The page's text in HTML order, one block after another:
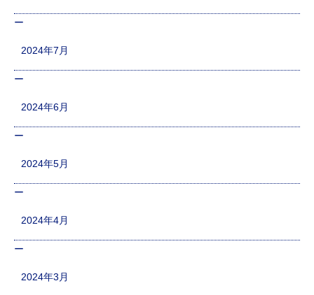
2024年7月
2024年6月
2024年5月
2024年4月
2024年3月